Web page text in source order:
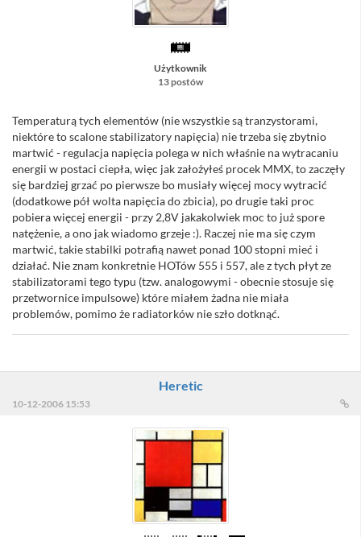
Użytkownik
13 postów
Temperaturą tych elementów (nie wszystkie są tranzystorami,
niektóre to scalone stabilizatory napięcia) nie trzeba się zbytnio
martwić - regulacja napięcia polega w nich właśnie na wytracaniu
energii w postaci ciepła, więc jak założyłeś procek MMX, to zaczęły
się bardziej grzać po pierwsze bo musiały więcej mocy wytracić
(dodatkowe pół wolta napięcia do zbicia), po drugie taki proc
pobiera więcej energii - przy 2,8V jakakolwiek moc to już spore
natężenie, a ono jak wiadomo grzeje :). Raczej nie ma się czym
martwić, takie stabilki potrafią nawet ponad 100 stopni mieć i
działać. Nie znam konkretnie HOTów 555 i 557, ale z tych płyt ze
stabilizatorami tego typu (tzw. analogowymi - obecnie stosuje się
przetwornice impulsowe) które miałem żadna nie miała
problemów, pomimo że radiatorków nie szło dotknąć.
Heretic
10-12-2006 15:53